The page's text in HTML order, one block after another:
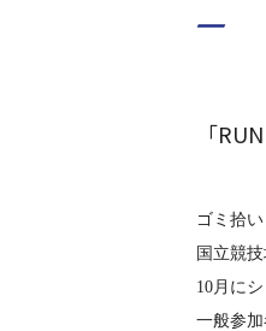
「
ゴミ拾
国立競
10月に
一般参